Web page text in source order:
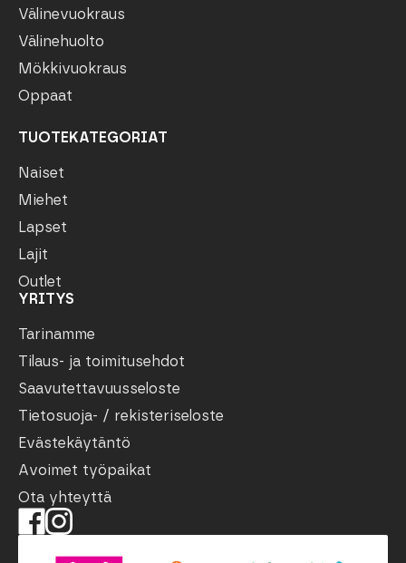
Välinevuokraus
Välinehuolto
Mökkivuokraus
Oppaat
TUOTEKATEGORIAT
Naiset
Miehet
Lapset
Lajit
Outlet
YRITYS
Tarinamme
Tilaus- ja toimitusehdot
Saavutettavuusseloste
Tietosuoja- / rekisteriseloste
Evästekäytäntö
Avoimet työpaikat
Ota yhteyttä